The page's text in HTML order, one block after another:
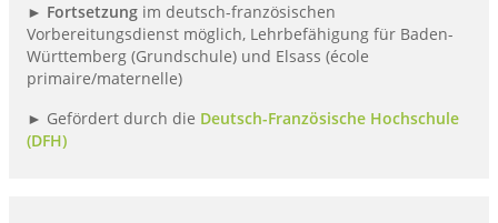
► Fortsetzung im deutsch-französischen
Vorbereitungsdienst möglich, Lehrbefähigung für Baden-
Württemberg (Grundschule) und Elsass (école
primaire/maternelle)
► Gefördert durch die Deutsch-Französische Hochschule
(DFH)